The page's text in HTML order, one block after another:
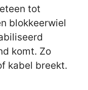
tot
blokkeerwiel
komt. Zo
kabel breekt.